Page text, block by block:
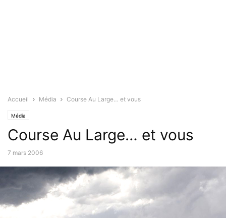
Accueil Média Course Au Large… et vous
Média
Course Au Large… et vous
7 mars 2006